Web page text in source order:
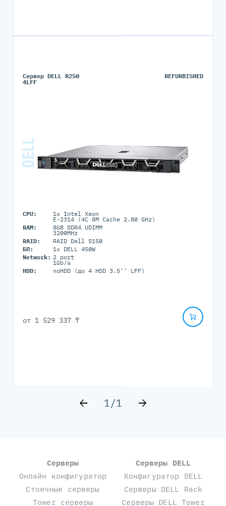
Сервер DELL R250
4LFF
REFURBISHED
CPU: 1x Intel Xeon
E-2314 (4C 8M Cache 2.80 GHz)
RAM:
8GB DDR4 UDIMM
3200MHz
RAID:
RAID Dell S150
БП:
1x DELL 450W
Network: 2 port
1Gb/s
HDD:
noHDD (до 4 HDD 3.5'' LFF)
от 1 529 337 ₸
1/1
Серверы
Онлайн конфигуратор
Стоечные серверы
Tower серверы
Серверы DELL
Конфигуратор DELL
Серверы DELL Rack
Серверы DELL Tower